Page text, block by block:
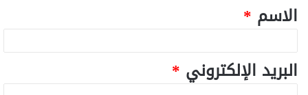
الاسم *
البريد الإلكتروني *